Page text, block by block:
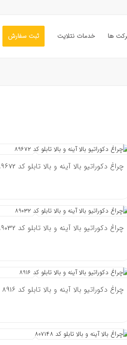
ها خدمات نتلایت ثبت سفارش
چراغ دکوراتیو بالا آینه و بالا تابلو کد 89672
چراغ دکوراتیو بالا آینه و بالا تابلو کد 89032
چراغ دکوراتیو بالا آینه و بالا تابلو کد 8916